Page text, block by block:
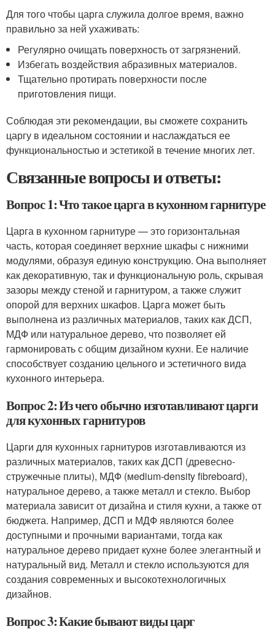
Для того чтобы царга служила долгое время, важно
правильно за ней ухаживать:
Регулярно очищать поверхность от загрязнений.
Избегать воздействия абразивных материалов.
Тщательно протирать поверхности после
приготовления пищи.
Соблюдая эти рекомендации, вы сможете сохранить
царгу в идеальном состоянии и наслаждаться ее
функциональностью и эстетикой в течение многих лет.
Связанные вопросы и ответы:
Вопрос 1: Что такое царга в кухонном гарнитуре
Царга в кухонном гарнитуре — это горизонтальная
часть, которая соединяет верхние шкафы с нижними
модулями, образуя единую конструкцию. Она выполняет
как декоративную, так и функциональную роль, скрывая
зазоры между стеной и гарнитуром, а также служит
опорой для верхних шкафов. Царга может быть
выполнена из различных материалов, таких как ДСП,
МДФ или натуральное дерево, что позволяет ей
гармонировать с общим дизайном кухни. Ее наличие
способствует созданию цельного и эстетичного вида
кухонного интерьера.
Вопрос 2: Из чего обычно изготавливают царги
для кухонных гарнитуров
Царги для кухонных гарнитуров изготавливаются из
различных материалов, таких как ДСП (древесно-
стружечные плиты), МДФ (мedium-density fibreboard),
натуральное дерево, а также металл и стекло. Выбор
материала зависит от дизайна и стиля кухни, а также от
бюджета. Например, ДСП и МДФ являются более
доступными и прочными вариантами, тогда как
натуральное дерево придает кухне более элегантный и
натуральный вид. Металл и стекло используются для
создания современных и высокотехнологичных
дизайнов.
Вопрос 3: Какие бывают виды царг